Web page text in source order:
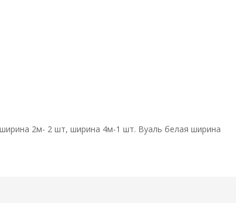
2м- 2 шт, ширина 4м-1 шт. Вуаль белая ширина